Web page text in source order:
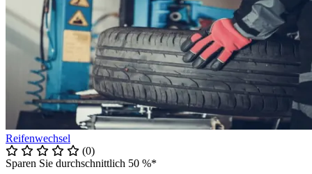
Reifenwechsel
(0)
Sparen Sie durchschnittlich 50 %*